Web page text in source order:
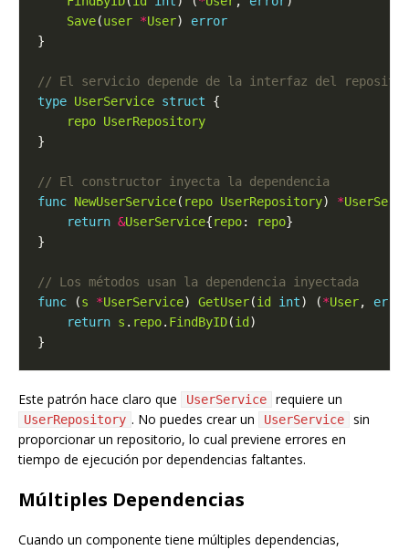
Save(user *User) error
type UserService struct
repo UserRepository
func NewUserService( repo UserRepository) *
return &UserService{repo: repo
func (s *UserService) GetUser(id int) (*User, error
return s . repo. FindByID(id
Este patrón hace claro que UserService requiere un
UserRepository . No puedes crear un UserService
sin
proporcionar un repositorio, lo cual previene errores en
tiempo de ejecución por dependencias faltantes.
Múltiples Dependencias
Cuando un componente tiene múltiples dependencias,